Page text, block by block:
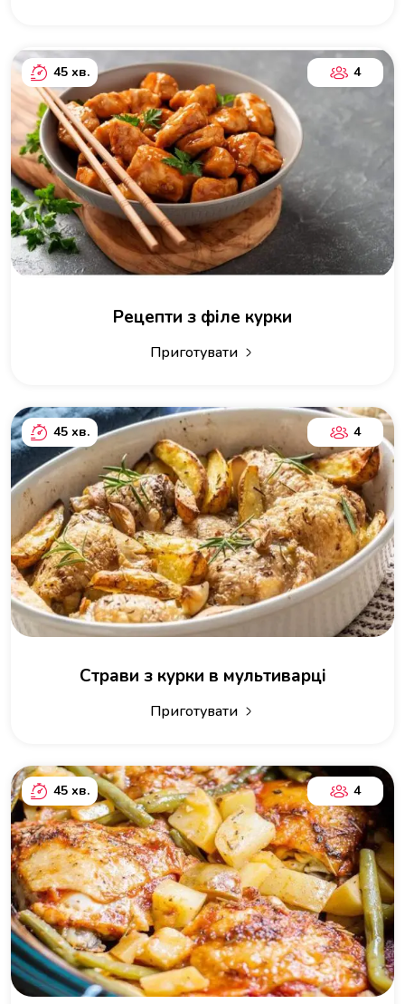
45 хв. 4
Рецепти з філе курки
Приготувати
45 хв. 4
Страви з курки в мультиварці
Приготувати
45 хв. 4